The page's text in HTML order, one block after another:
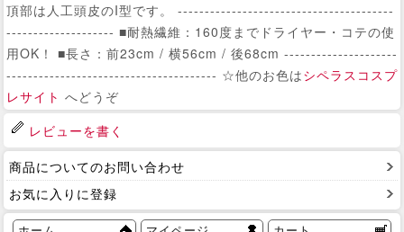
頂部は人工頭皮のI型です。 ----------------------------------------
-------------------- ■耐熱繊維：160度までドライヤー・コテの使
用OK！ ■長さ：前23cm / 横56cm / 後68cm ---------------------
--------------------------------------- ☆他のお色はシペラスコスプ
レサイト へどうぞ
レビューを書く
商品についてのお問い合わせ
お気に入りに登録